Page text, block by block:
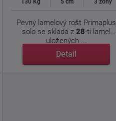
130 Kg 5 cm 3 zóny
Pevný lamelový rošt Primaplus
solo se skládá z28-ti lamel
uložených ...
Detail